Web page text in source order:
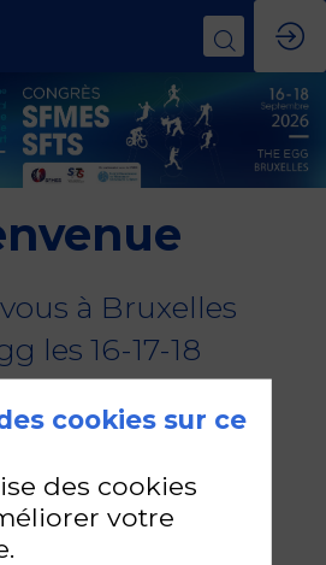
à Bruxelles
les 16-17-18
2026
+190
cookies sur ce
des cookies
votre